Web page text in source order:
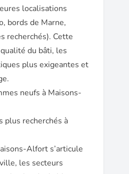
localisations
bords de Marne,
recherchés). Cette
du bâti, les
plus exigeantes et
neufs à Maisons-
plus recherchés à
Alfort s’articule
les secteurs